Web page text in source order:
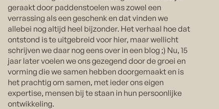
geraakt door paddenstoelen was zowel een
verrassing als een geschenk en dat vinden we
allebei nog altijd heel bijzonder. Het verhaal hoe dat
ontstond is te uitgebreid voor hier, maar wellicht
schrijven we daar nog eens over in een blog ;) Nu, 15
jaar later voelen we ons gezegend door de groei en
vorming die we samen hebben doorgemaakt en is
het prachtig om samen, met ieder ons eigen
expertise, mensen bij te staan in hun persoonlijke
ontwikkeling.